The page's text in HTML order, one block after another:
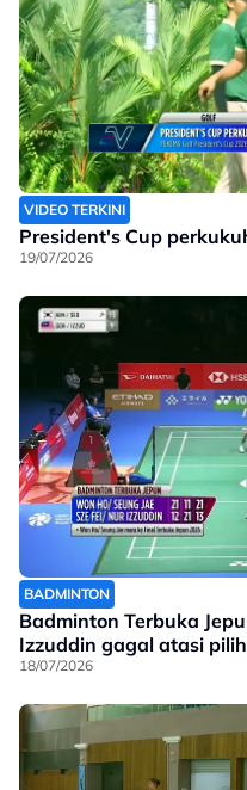
VIDEO TERKINI
President's Cup
19/07/2026
BADMINTON
Badminton Terbuka
Izzuddin gagal atasi
18/07/2026